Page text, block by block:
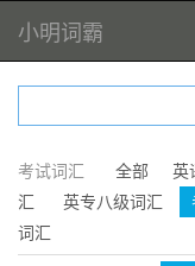
小明词霸
考试词汇 全部 英
汇
英专八级词汇
词汇